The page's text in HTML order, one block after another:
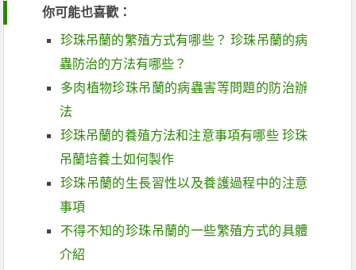
你可能也喜歡：
珍珠吊蘭的繁殖方式有哪些？ 珍珠吊蘭的病
蟲防治的方法有哪些？
多肉植物珍珠吊蘭的病蟲害等問題的防治辦
法
珍珠吊蘭的養殖方法和注意事項有哪些 珍珠
吊蘭培養土如何製作
珍珠吊蘭的生長習性以及養護過程中的注意
事項
不得不知的珍珠吊蘭的一些繁殖方式的具體
介紹